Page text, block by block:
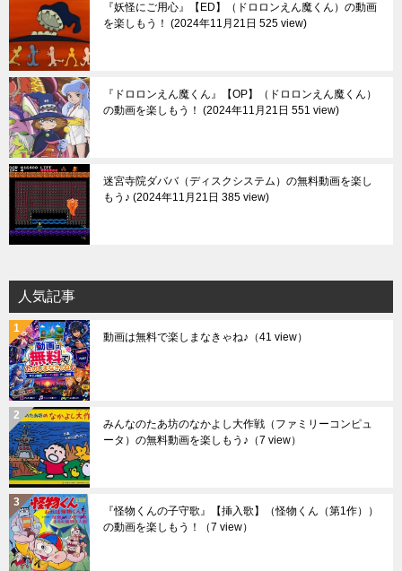
『妖怪にご用心』【ED】（ドロロンえん魔くん）の動画
を楽しもう！
2024年11月21日 525 view
『ドロロンえん魔くん』【OP】（ドロロンえん魔くん）
の動画を楽しもう！
2024年11月21日 551 view
迷宮寺院ダババ（ディスクシステム）の無料動画を楽し
もう♪ 2024年11月21日 385 view
人気記事
動画は無料で楽しまなきゃね♪ （41 view）
みんなのたあ坊のなかよし大作戦（ファミリーコンピュ
ータ）の無料動画を楽しもう♪ （7 view）
『怪物くんの子守歌』【挿入歌】（怪物くん（第1作））
の動画を楽しもう！
（7 view）